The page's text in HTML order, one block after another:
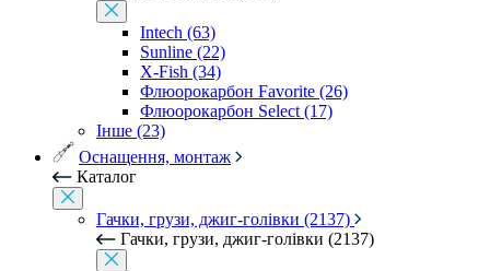
Intech (63)
Sunline (22)
X-Fish (34)
Флюорокарбон Favorite (26)
Флюорокарбон Select (17)
Інше (23)
Оснащення, монтаж
Каталог
Гачки, грузи, джиг-голівки (2137)
Гачки, грузи, джиг-голівки (2137)